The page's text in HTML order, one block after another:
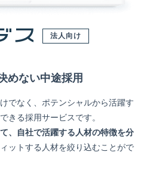
法人向け
めない中途採用
でなく、ポテンシャルから活躍す
きる採用サービスです。
、自社で活躍する人材の特徴を分
ットする人材を絞り込むことがで